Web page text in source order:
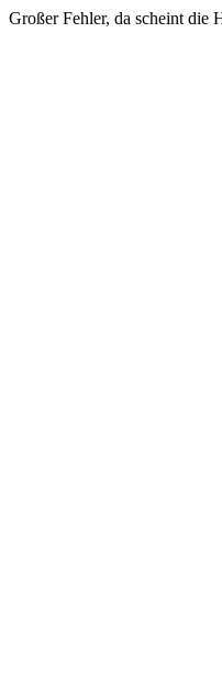
Großer Fehler, da scheint die